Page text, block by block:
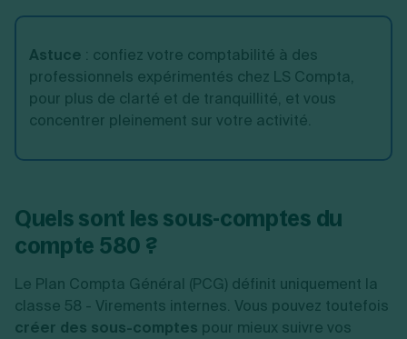
Astuce : confiez votre comptabilité à des
professionnels expérimentés chez LS Compta,
pour plus de clarté et de tranquillité, et vous
concentrer pleinement sur votre activité.
Quels sont les sous-comptes du
compte 580 ?
Le Plan Compta Général (PCG) définit uniquement la
classe 58 - Virements internes. Vous pouvez toutefois
créer des sous-comptes pour mieux suivre vos